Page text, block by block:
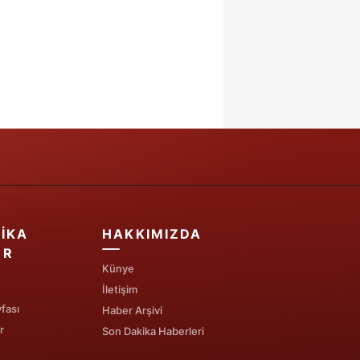
HAKKIMIZDA
Künye
İletişim
Haber Arşivi
Son Dakika Haberleri